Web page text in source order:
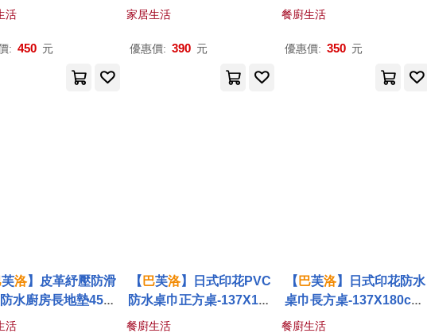
桌巾/防水桌巾/
桌巾) 幸運草137*1
活
: 450 元
釘/魔術貼/防空調新款門
簾) 空調水立方
家居生活
優惠價: 390 元
m(防水防油/桌巾/餐桌巾/
餐廚生活
優惠價: 350 元
芙洛】皮革紓壓防滑
水廚房長地墊45x1
踏墊/地墊 修身靜養
活
【 巴芙洛】日式印花PVC
防水桌巾正方桌-137X140
餐廚生活
【 巴芙洛】日式印花防水
桌巾長方桌-137X180cm-
餐廚生活